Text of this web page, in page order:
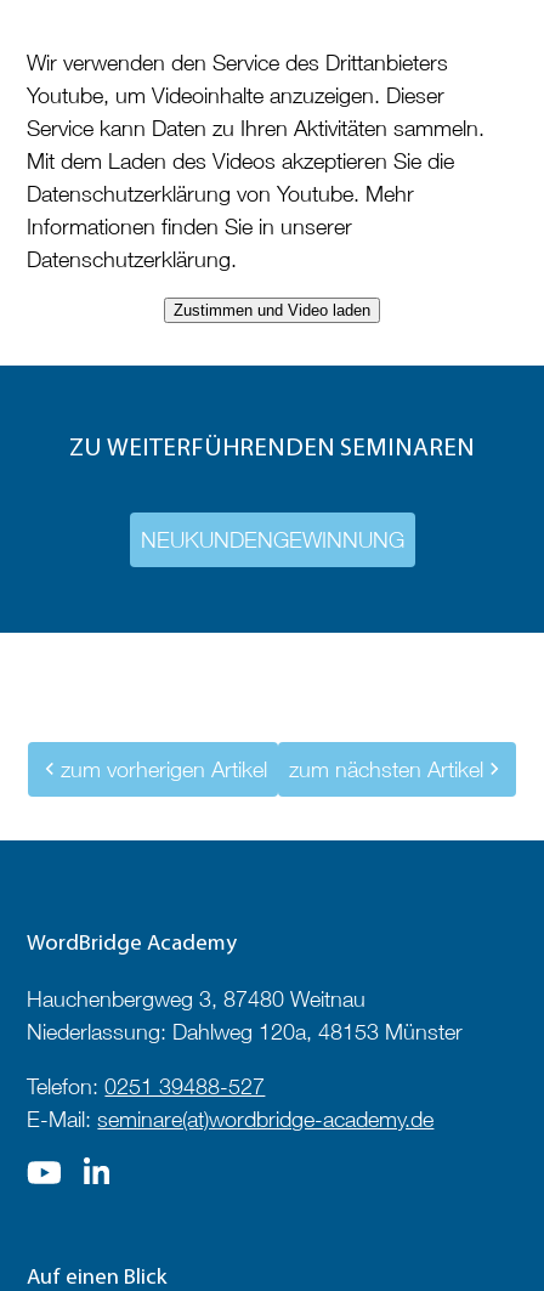
Wir verwenden den Service des Drittanbieters
Youtube, um Videoinhalte anzuzeigen. Dieser
Service kann Daten zu Ihren Aktivitäten sammeln.
Mit dem Laden des Videos akzeptieren Sie die
Datenschutzerklärung von Youtube. Mehr
Informationen finden Sie in unserer
Datenschutzerklärung.
Zustimmen und Video laden
ZU WEITERFÜHRENDEN SEMINAREN
NEUKUNDENGEWINNUNG
zum vorherigen Artikel zum nächsten Artikel
WordBridge Academy
Hauchenbergweg 3, 87480 Weitnau
Niederlassung: Dahlweg 120a, 48153 Münster
Telefon:0251 39488-527
E-Mail:seminare(at)wordbridge-academy.de
Auf einen Blick